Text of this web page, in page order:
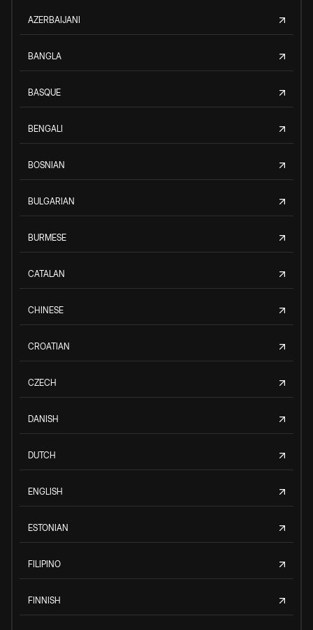
AZERBAIJANI
BANGLA
BASQUE
BENGALI
BOSNIAN
BULGARIAN
BURMESE
CATALAN
CHINESE
CROATIAN
CZECH
DANISH
DUTCH
ENGLISH
ESTONIAN
FILIPINO
FINNISH